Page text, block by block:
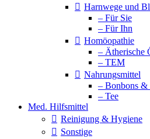
Harnwege und
– Für Sie
– Für Ihn
Homöopathie
– Ätherische
– TEM
Nahrungsmittel
– Bonbons &
– Tee
Med. Hilfsmittel
Reinigung & Hygiene
Sonstige